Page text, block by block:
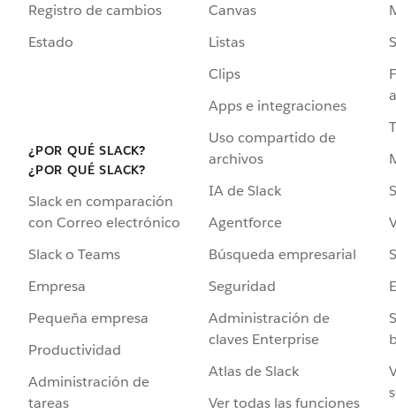
Registro de cambios
Estado
¿POR QUÉ SLACK?
¿POR QUÉ SLACK?
Slack en comparación
con Correo electrónico
Slack o Teams
Empresa
Pequeña empresa
Productividad
Administración de
tareas
Canvas
Listas
Clips
Apps e integraciones
Uso compartido de
archivos
IA de Slack
Agentforce
Búsqueda empresarial
Seguridad
Administración de
claves Enterprise
Atlas de Slack
Ver todas las funciones